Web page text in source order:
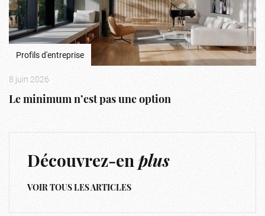
Profils d'entreprise
8 juin 2026
Le minimum n’est pas une option
Découvrez-enplus
VOIR TOUS LES ARTICLES